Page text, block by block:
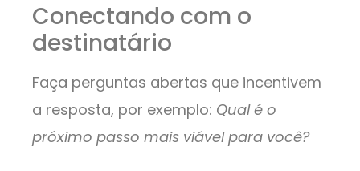
Conectando com o
destinatário
Faça perguntas abertas que incentivem
a resposta, por exemplo: Qual é o
próximo passo mais viável para você?